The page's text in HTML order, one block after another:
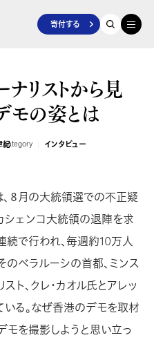
寄付する
ナリストから見
モの姿とは
紀
category インタビュー
８月の大統領選での不正疑
シェンコ大統領の退陣を求
で行われ、毎週約10万人
のベラルーシの首都、ミンス
ト、クレ・カオル氏とアレッ
る。なぜ香港のデモを取材
モを撮影しようと思い立っ